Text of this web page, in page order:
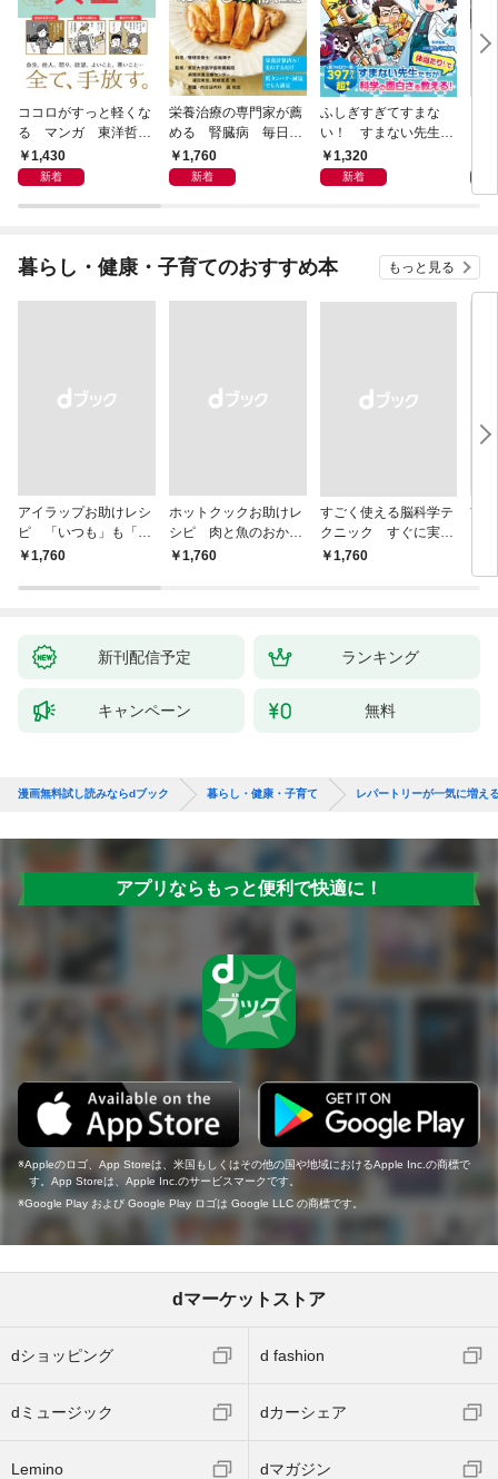
ココロがすっと軽くな
る マンガ 東洋哲学
大全1,430
新着
栄養治療の専門家が薦
める 腎臓病 毎日の
おいしい献立
1,760
新着
ふしぎすぎてすまな
い！ すまない先生の
科学教室
1,320
新着
暮らし・健康・子育てのおすすめ本 もっと見る
アイラップお助けレシ
ピ 「いつも」も「も
しも」もおいしい！
￥1,760
ホットクックお助けレ
シピ 肉と魚のおか
ず 少ない材料＆調味
￥1,760
すごく使える脳科学テ
クニック すぐに実践
したくなる
￥1,760
首
リ
新刊配信予定 ランキング
キャンペーン 無料
漫画無料試し読みならdブック 暮らし・健康・子育て レパートリーが一気に増え
アプリならもっと便利で快適に！
Appleのロゴ、App Storeは、米国もしくはその他の国や地域におけるApple Inc.の商標で
す。App Storeは、Apple Inc.のサービスマークです。
Google Play および Google Play ロゴは Google LLC の商標です。
dマーケットストア
dショッピング d fashion
dミュージック dカーシェア
Lemino dマガジン